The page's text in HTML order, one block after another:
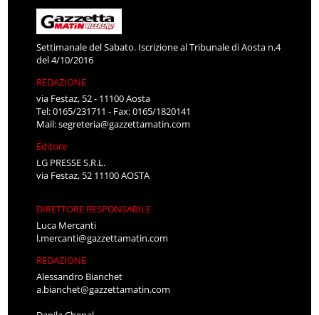
Settimanale del Sabato. Iscrizione al Tribunale di Aosta n.4
del 4/10/2016
REDAZIONE
via Festaz, 52 - 11100 Aosta
Tel: 0165/231711 - Fax: 0165/1820141
Mail:segreteria@gazzettamatin.com
Editore
LG PRESSE S.R.L.
via Festaz, 52 11100 AOSTA
DIRETTORE RESPONSABILE
Luca Mercanti
l.mercanti@gazzettamatin.com
REDAZIONE
Alessandro Bianchet
a.bianchet@gazzettamatin.com